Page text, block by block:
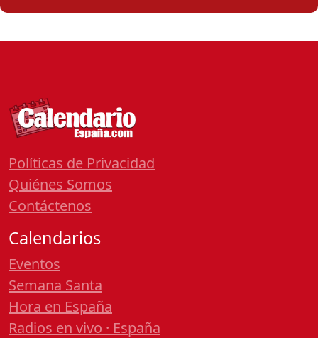
Políticas de Privacidad
Quiénes Somos
Contáctenos
Calendarios
Eventos
Semana Santa
Hora en España
Radios en vivo · España